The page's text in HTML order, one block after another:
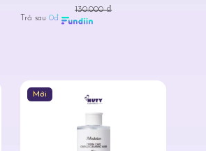
130.000 ₫
Trả sau0đ
Mới